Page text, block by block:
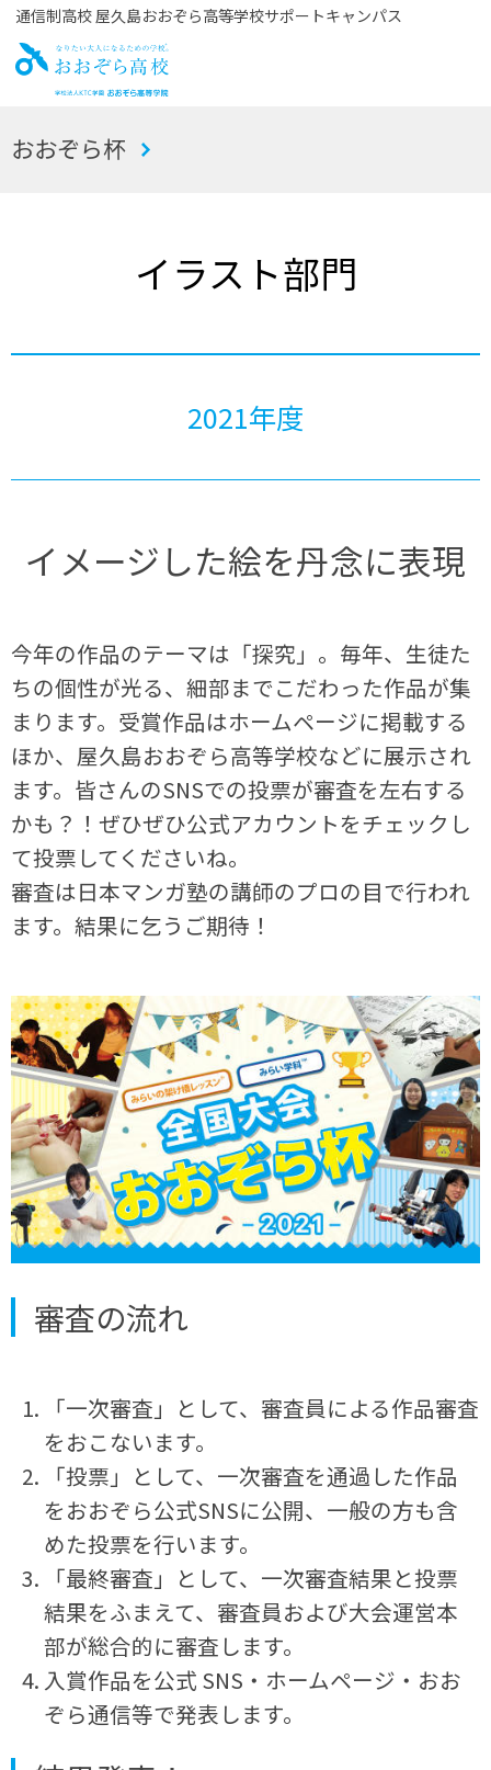
通信制高校 屋久島おおぞら高等学校サポートキャンパス
お
おおぞら杯
イラスト部門
2021年度
イメージした絵を丹念に表現
今年の作品のテーマは「探究」。毎年、生徒た
ちの個性が光る、細部までこだわった作品が集
まります。受賞作品はホームページに掲載する
ほか、屋久島おおぞら高等学校などに展示され
ます。皆さんのSNSでの投票が審査を左右する
かも？！ぜひぜひ公式アカウントをチェックし
て投票してくださいね。
審査は日本マンガ塾の講師のプロの目で行われ
ます。結果に乞うご期待！
審査の流れ
「一次審査」として、審査員による作品審査
をおこないます。
「投票」として、一次審査を通過した作品
をおおぞら公式SNSに公開、一般の方も含
めた投票を行います。
「最終審査」として、一次審査結果と投票
結果をふまえて、審査員および大会運営本
部が総合的に審査します。
入賞作品を公式 SNS・ホームページ・おお
ぞら通信等で発表します。